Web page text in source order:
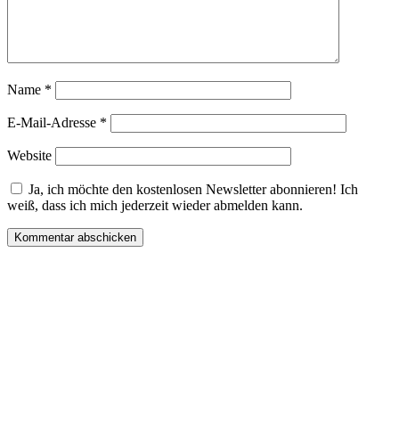
Name *
E-Mail-Adresse *
Website
Ja, ich möchte den kostenlosen Newsletter abonnieren! Ich
weiß, dass ich mich jederzeit wieder abmelden kann.